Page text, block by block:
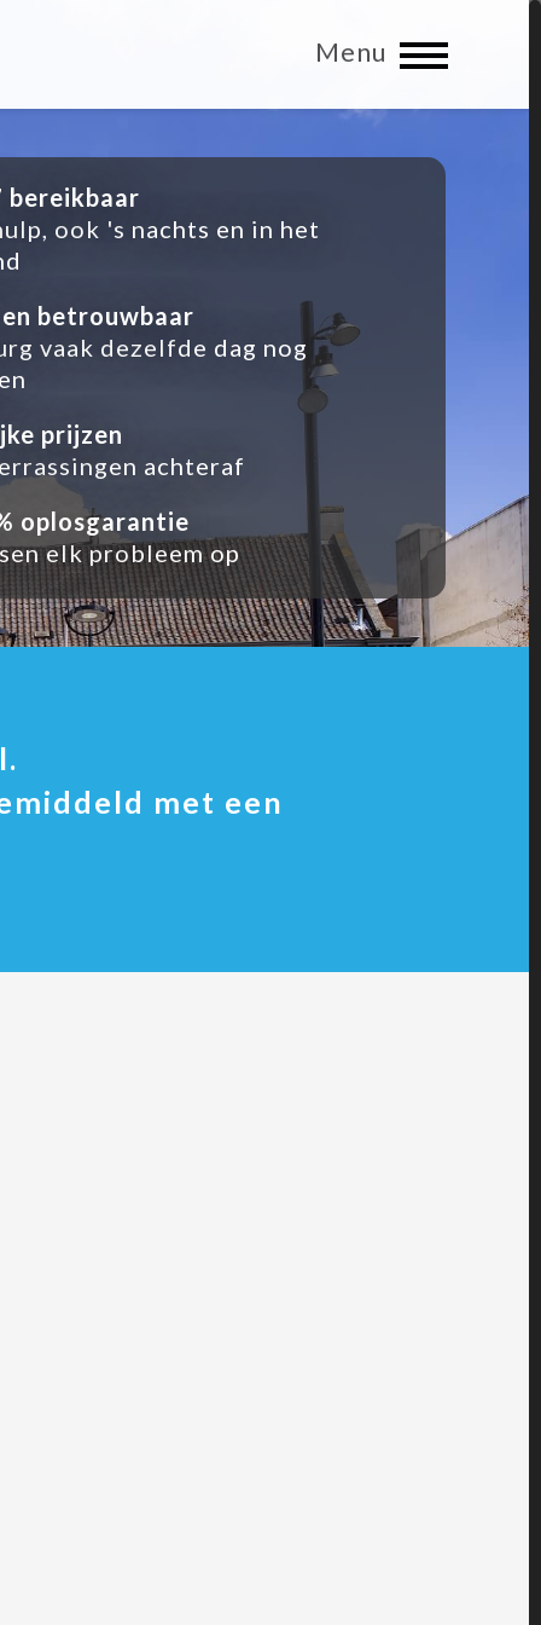
Menu
bereikbaar
ook 's nachts en in het
en betrouwbaar
vaak dezelfde dag nog
prijzen
achteraf
oplosgarantie
elk probleem op
met een